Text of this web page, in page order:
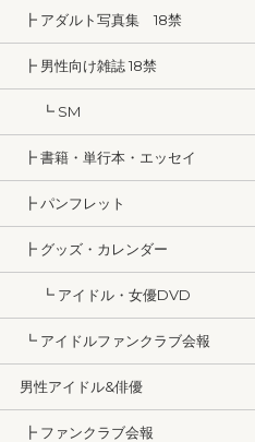
┣ アダルト写真集 18禁
┣ 男性向け雑誌 18禁
┗ SM
┣ 書籍・単行本・エッセイ
┣ パンフレット
┣ グッズ・カレンダー
┗ アイドル・女優DVD
┗ アイドルファンクラブ会報
男性アイドル&俳優
┣ ファンクラブ会報